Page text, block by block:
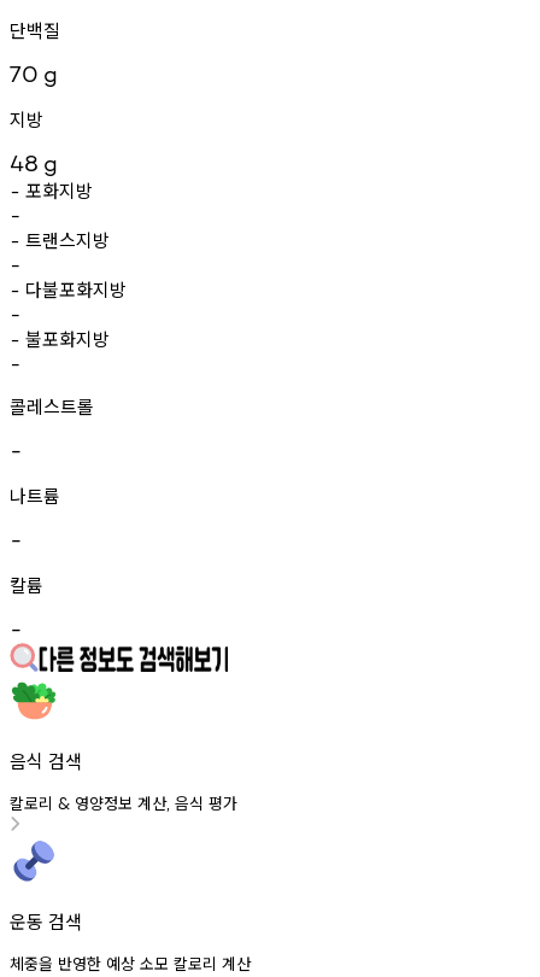
단백질
70 g
지방
48 g
- 포화지방
-
- 트랜스지방
-
- 다불포화지방
-
- 불포화지방
-
콜레스트롤
-
나트륨
-
칼륨
-
음식 검색
칼로리 & 영양정보 계산, 음식 평가
운동 검색
체중을 반영한 예상 소모 칼로리 계산